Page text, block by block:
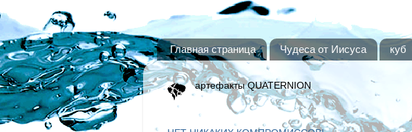
Главная страница Чудеса от Иисуса куб
Видео чудеса
артефакты QUATERNION